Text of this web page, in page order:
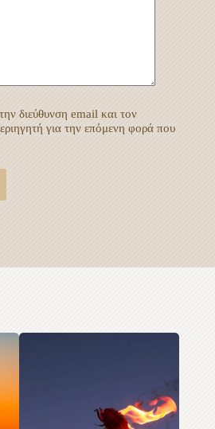
διεύθυνση email και τον
για την επόμενη φορά που